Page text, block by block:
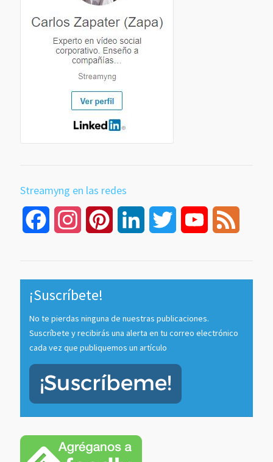
Streamyng en las redes
Facebook InstagramPinterest LinkedIn Twitter YouTube
¡Suscríbete!
No te pierdas ninguna de nuestras publicaciones.
Suscríbete y recibirás una alerta en tu correo electrónico
cada vez que publiquemos un artículo